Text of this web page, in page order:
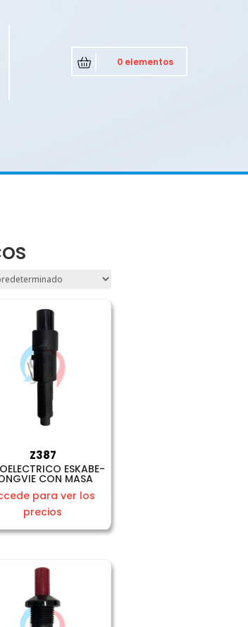
0 elementos
Z387
ESKABE-
CON MASA
para ver los
precios